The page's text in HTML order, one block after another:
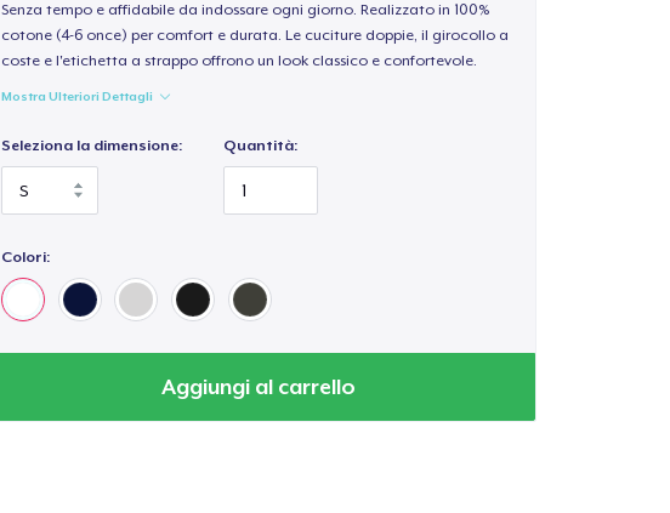
Senza tempo e affidabile da indossare ogni giorno. Realizzato in 100%
cotone (4-6 once) per comfort e durata. Le cuciture doppie, il girocollo a
coste e l'etichetta a strappo offrono un look classico e confortevole.
Mostra Ulteriori Dettagli
Seleziona la dimensione: Quantità:
Colori:
Aggiungi al carrello